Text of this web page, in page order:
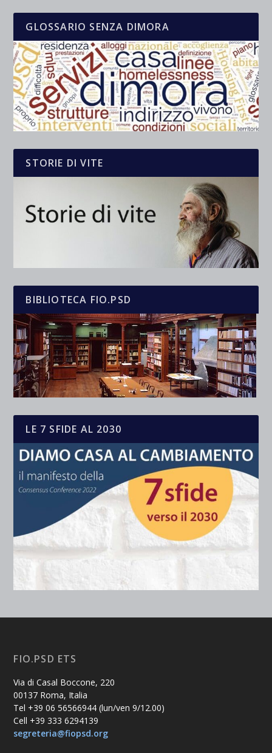
GLOSSARIO SENZA DIMORA
STORIE DI VITE
BIBLIOTECA FIO.PSD
LE 7 SFIDE AL 2030
FIO.PSD ETS
Via di Casal Boccone, 220
00137 Roma, Italia
Tel +39 06 56566944 (lun/ven 9/12.00)
Cell +39 333 6294139
segreteria@fiopsd.org